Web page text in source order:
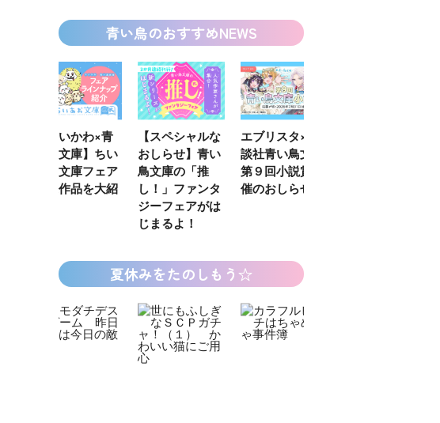
青い鳥のおすすめNEWS
【ちいかわ×青
い鳥文庫】ちい
あお文庫フェア
対象作品を大紹
【スペシャルな
おしらせ】青い
鳥文庫の「推
し！」ファンタ
ジーフェアがは
じまるよ！
エブリスタ×講
談社青い鳥文庫
第９回小説賞開
催のおしらせ
【速報】『黒魔
女さんが通
る‼』ついにコ
ミカライズ！
夏休みをたのしもう☆